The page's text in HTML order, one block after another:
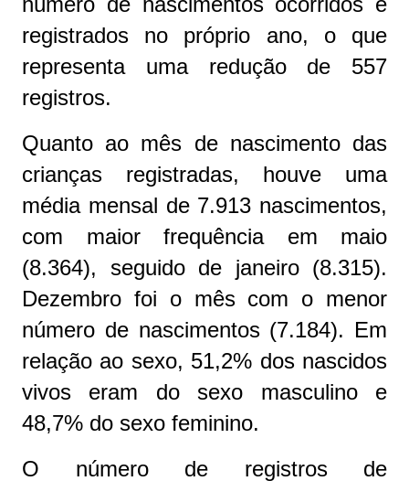
registrados no próprio ano, o que
representa uma redução de 557
registros.
Quanto ao mês de nascimento das
crianças registradas, houve uma
média mensal de 7.913 nascimentos,
com maior frequência em maio
(8.364), seguido de janeiro (8.315).
Dezembro foi o mês com o menor
número de nascimentos (7.184). Em
relação ao sexo, 51,2% dos nascidos
vivos eram do sexo masculino e
48,7% do sexo feminino.
O número de registros de